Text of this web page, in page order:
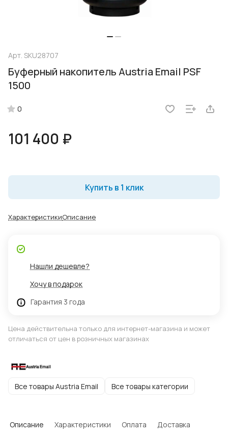
Арт. SKU28707
Буферный накопитель Austria Email PSF
1500
0
101 400 ₽
Купить в 1 клик
ХарактеристикиОписание
Нашли дешевле?
Хочу в подарок
Гарантия 3 года
Цена действительна только для интернет-магазина и может
отличаться от цен в розничных магазинах
Все товары Austria Email Все товары категории
Описание Характеристики Оплата Доставка